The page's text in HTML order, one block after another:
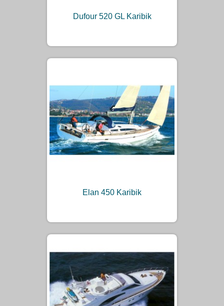
Dufour 520 GL Karibik
Elan 450 Karibik